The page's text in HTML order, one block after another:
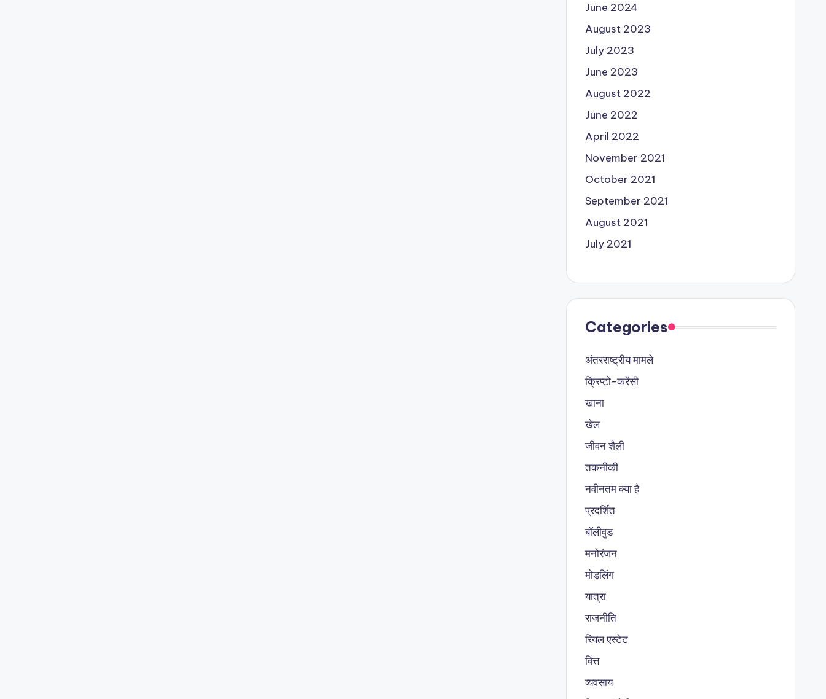
June 2024
August 2023
July 2023
June 2023
August 2022
June 2022
April 2022
November 2021
October 2021
September 2021
August 2021
July 2021
Categories
अंतरराष्ट्रीय मामले
क्रिप्टो-करेंसी
खाना
खेल
जीवन शैली
तकनीकी
नवीनतम क्या है
प्रदर्शित
बॉलीवुड
मनोरंजन
मोडलिंग
यात्रा
राजनीति
रियल एस्टेट
वित्त
व्यवसाय